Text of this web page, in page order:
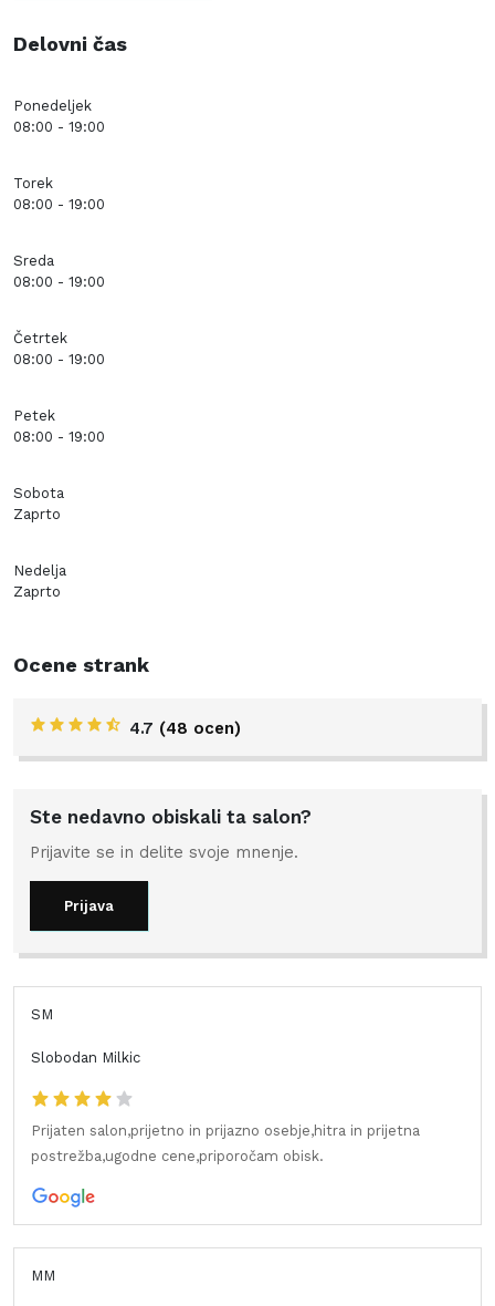
Delovni čas
Ponedeljek
08:00 - 19:00
Torek
08:00 - 19:00
Sreda
08:00 - 19:00
Četrtek
08:00 - 19:00
Petek
08:00 - 19:00
Sobota
Zaprto
Nedelja
Zaprto
Ocene strank
4.7 (48 ocen)
Ste nedavno obiskali ta salon?
Prijavite se in delite svoje mnenje.
Prijava
SM
Slobodan Milkic
Prijaten salon,prijetno in prijazno osebje,hitra in prijetna
postrežba,ugodne cene,priporočam obisk.
MM